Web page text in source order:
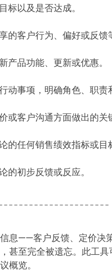
标以及是否达成。
的客户行为、偏好或反馈
产品功能、更新或优惠。
动事项，明确角色、职责
或客户沟通方面做出的关
的任何销售绩效指标或目
的初步反馈或反应。
息——客户反馈、定价
甚至完全被遗忘。此工
概览。